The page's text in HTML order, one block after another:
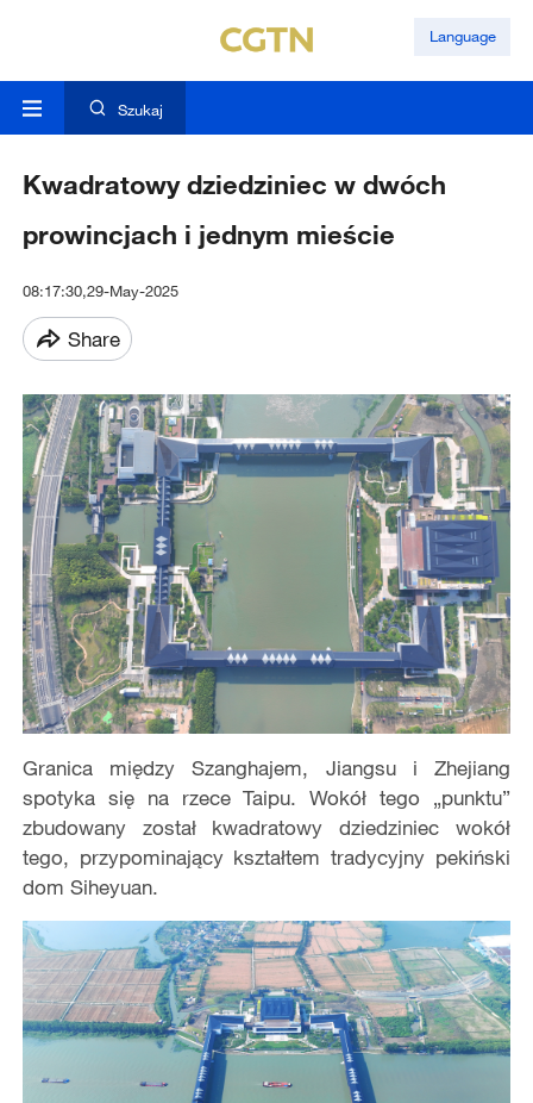
Language
Szukaj
Kwadratowy dziedziniec w dwóch
prowincjach i jednym mieście
08:17:30,29-May-2025
Share
Granica między Szanghajem, Jiangsu i Zhejiang
spotyka się na rzece Taipu. Wokół tego „punktu”
zbudowany został kwadratowy dziedziniec wokół
tego, przypominający kształtem tradycyjny pekiński
dom Siheyuan.